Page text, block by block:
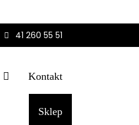
41 260 55 51
Kontakt
Sklep